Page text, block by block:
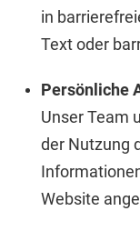
in
Text oder
Persönliche
Unser Team
der Nutzung
Website